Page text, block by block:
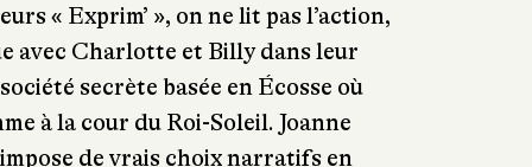
« Exprim’ », on ne lit pas l’action,
avec Charlotte et Billy dans leur
secrète basée en Écosse où
à la cour du Roi-Soleil. Joanne
de vrais choix narratifs en